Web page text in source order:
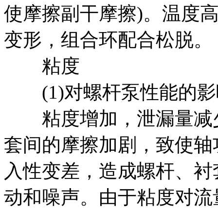
使摩擦副干摩擦)。温度
变形，组合环配合松脱。
粘度
(1)对螺杆泵性能的影
粘度增加，泄漏量减
套间的摩擦加剧，致使
入性变差，造成螺杆、
动和噪声。由于粘度对